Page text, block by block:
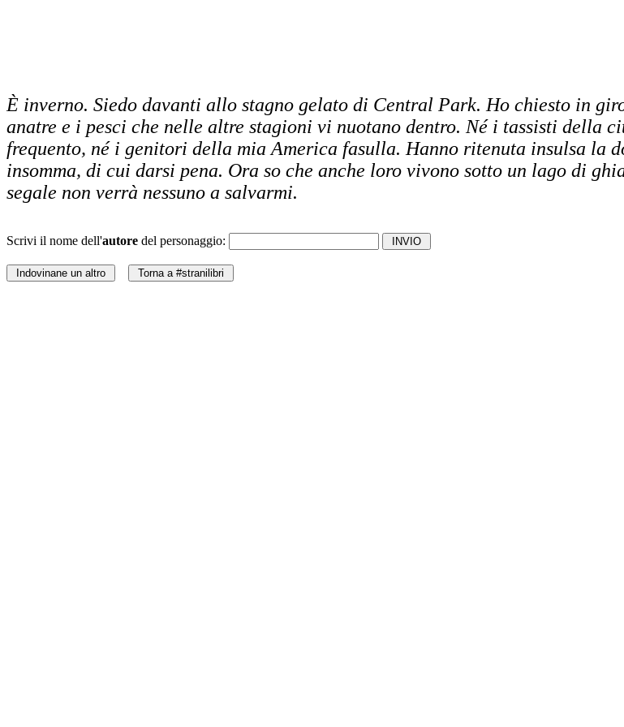
È inverno. Siedo davanti allo stagno gelato di Central Park. Ho chiesto in
anatre e i pesci che nelle altre stagioni vi nuotano dentro. Né i tassisti della
frequento, né i genitori della mia America fasulla. Hanno ritenuta insulsa la
insomma, di cui darsi pena. Ora so che anche loro vivono sotto un lago di
segale non verrà nessuno a salvarmi.
Scrivi il nome dell'autore del personaggio: